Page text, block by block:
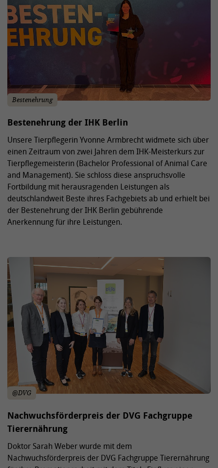
Bestenehrung
Bestenehrung der IHK Berlin
Unsere Tierpflegerin Yvonne Armbrecht widmete sich über
einen Zeitraum von zwei Jahren dem IHK-Meisterkurs zur
Tierpflegemeisterin (Bachelor Professional of Animal Care
and Management). Sie schloss diese anspruchsvolle
Fortbildung mit herausragenden Leistungen als
deutschlandweit Beste ihres Fachgebiets ab und erhielt bei
der Bestenehrung der IHK Berlin gebührende
Anerkennung für ihre Leistungen.
@DVG
Nachwuchsförderpreis der DVG Fachgruppe
Tierernährung
Doktor Sarah Weber wurde mit dem
Nachwuchsförderpreis der DVG Fachgruppe Tierernährung